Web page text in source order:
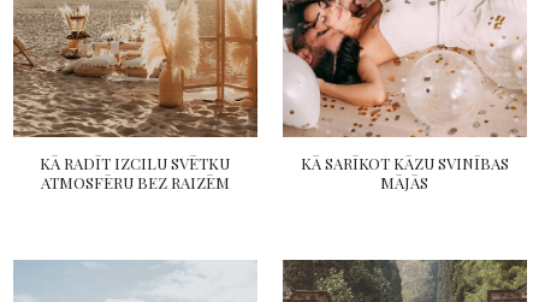
KĀ RADĪT IZCILU SVĒTKU
ATMOSFĒRU BEZ RAIZĒM
KĀ SARĪKOT KĀZU SVINĪBAS
MĀJĀS